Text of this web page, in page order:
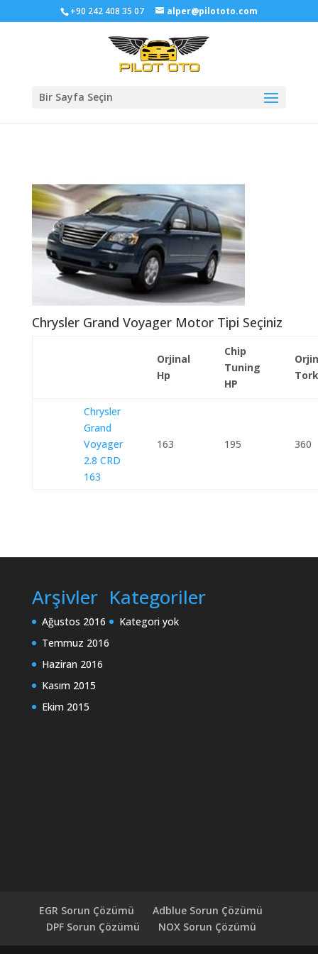
+90 242 408 35 07 alper@pilototo.com
Bir Sayfa Seçin
Chrysler Grand Voyager Motor Tipi Seçiniz
Orjinal
Hp
Chip
Tuning
HP
Tork
Chrysler
Grand
Voyager
2.8 CRD
163
163 195 360
Arşivler
Ağustos 2016
Temmuz 2016
Haziran 2016
Kasım 2015
Ekim 2015
Kategoriler
Kategori yok
EGR Sorun Çözümü
Adblue Sorun Çözümü
DPF Sorun Çözümü
NOX Sorun Çözümü